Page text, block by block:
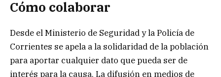
Cómo colaborar
Desde el Ministerio de Seguridad y la Policía de
Corrientes se apela a la solidaridad de la población
para aportar cualquier dato que pueda ser de
interés para la causa. La difusión en medios de